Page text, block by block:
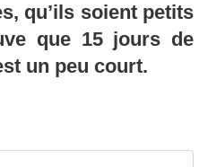
qu’ils soient petits
que 15 jours de
un peu court.